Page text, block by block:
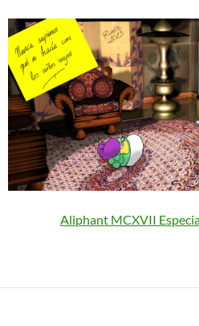
Aliphant MCXVII